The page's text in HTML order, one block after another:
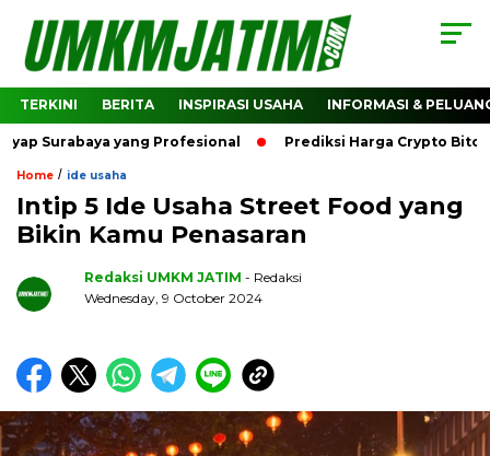
TERKINI BERITA INSPIRASI USAHA INFORMASI &
yang Profesional Prediksi Harga Crypto Bitcoin:
Home / ide usaha
Intip 5 Ide Usaha Street Food yang
Bikin Kamu Penasaran
Redaksi UMKM JATIM - Redaksi
Wednesday, 9 October 2024